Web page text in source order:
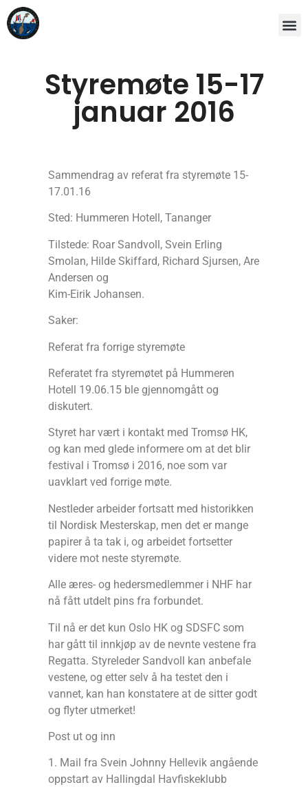
Styremøte 15-17
januar 2016
Sammendrag av referat fra styremøte 15-
17.01.16
Sted: Hummeren Hotell, Tananger
Tilstede: Roar Sandvoll, Svein Erling
Smolan, Hilde Skiffard, Richard Sjursen, Are
Andersen og
Kim-Eirik Johansen.
Saker:
Referat fra forrige styremøte
Referatet fra styremøtet på Hummeren
Hotell 19.06.15 ble gjennomgått og
diskutert.
Styret har vært i kontakt med Tromsø HK,
og kan med glede informere om at det blir
festival i Tromsø i 2016, noe som var
uavklart ved forrige møte.
Nestleder arbeider fortsatt med historikken
til Nordisk Mesterskap, men det er mange
papirer å ta tak i, og arbeidet fortsetter
videre mot neste styremøte.
Alle æres- og hedersmedlemmer i NHF har
nå fått utdelt pins fra forbundet.
Til nå er det kun Oslo HK og SDSFC som
har gått til innkjøp av de nevnte vestene fra
Regatta. Styreleder Sandvoll kan anbefale
vestene, og etter selv å ha testet den i
vannet, kan han konstatere at de sitter godt
og flyter utmerket!
Post ut og inn
1. Mail fra Svein Johnny Hellevik angående
oppstart av Hallingdal Havfiskeklubb